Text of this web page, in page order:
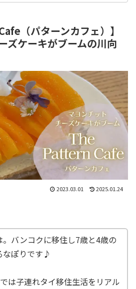
（パターンカフェ）】
ズケーキがブームの川向
2023.03.01 2025.01.24
。バンコクに移住し7歳と4歳の
なぽりです♪
では子連れタイ移住生活をリアル